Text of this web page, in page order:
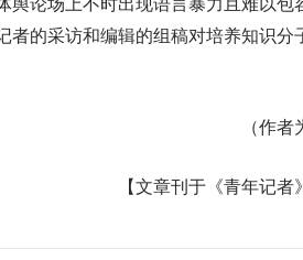
舆论场上不时出现语言暴力且难以包
者的采访和编辑的组稿对培养知识分
（作者为
【文章刊于《青年记者》